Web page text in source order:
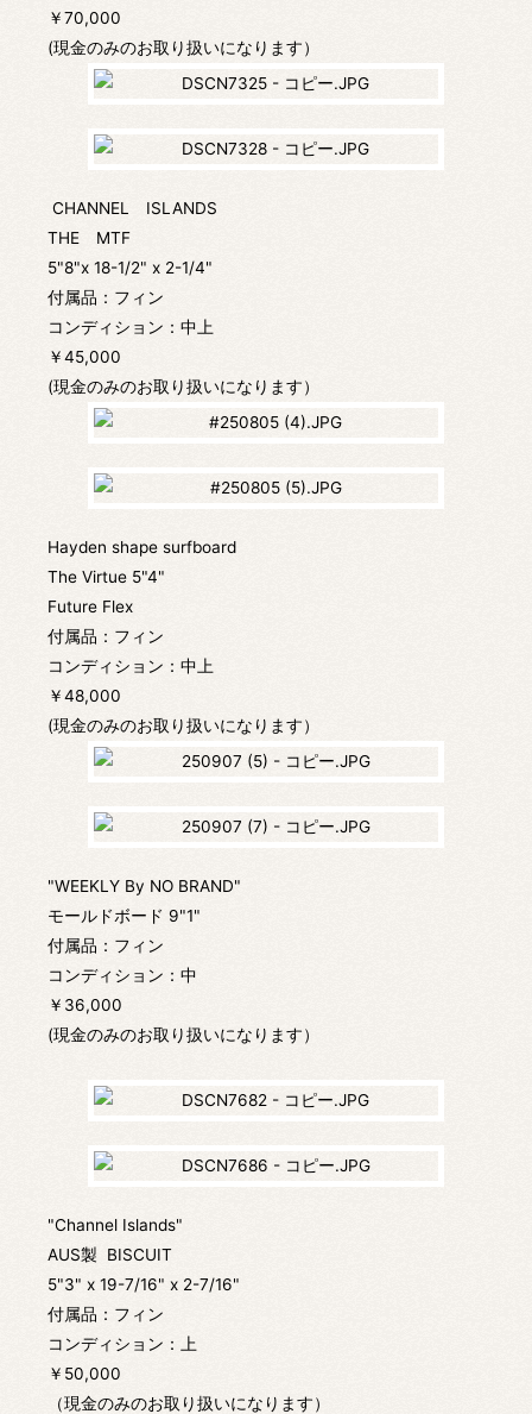
￥70,000
(現金のみのお取り扱いになります）
CHANNEL ISLANDS
THE MTF
5"8"x 18-1/2" x 2-1/4"
付属品：フィン
コンディション：中上
￥45,000
(現金のみのお取り扱いになります）
Hayden shape surfboard
The Virtue 5"4"
Future Flex
付属品：フィン
コンディション：中上
￥48,000
(現金のみのお取り扱いになります）
"WEEKLY By NO BRAND"
モールドボード 9"1"
付属品：フィン
コンディション：中
￥36,000
(現金のみのお取り扱いになります）
"Channel Islands"
AUS製 BISCUIT
5"3" x 19-7/16" x 2-7/16"
付属品：フィン
コンディション：上
￥50,000
（現金のみのお取り扱いになります）